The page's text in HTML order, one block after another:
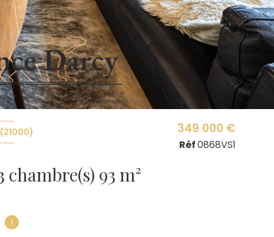
Duplex 5 pièce(s) 3 chambre(s) 93 m²
1
349 000 €
Réf0868VS1